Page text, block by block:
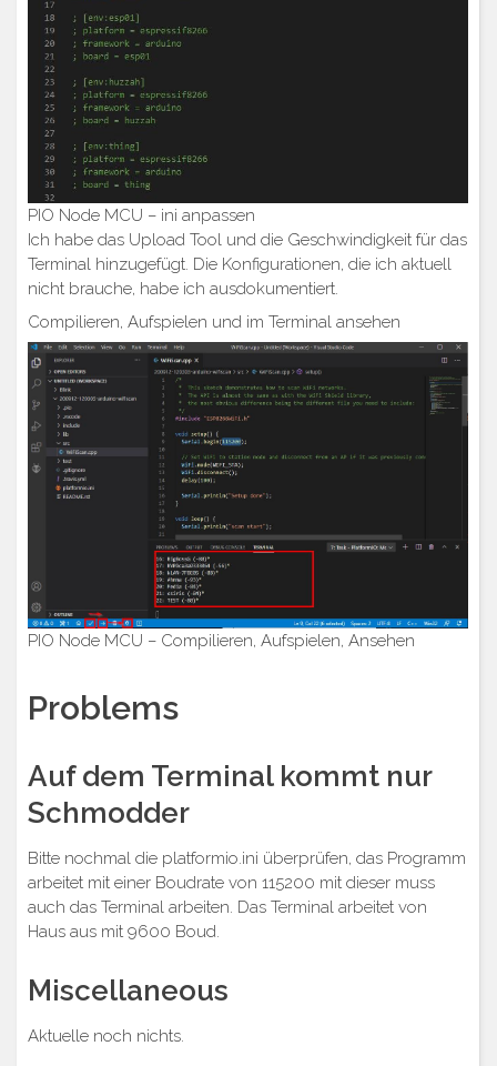
PIO Node MCU – ini anpassen
Ich habe das Upload Tool und die Geschwindigkeit für das
Terminal hinzugefügt. Die Konfigurationen, die ich aktuell
nicht brauche, habe ich ausdokumentiert.
Compilieren, Aufspielen und im Terminal ansehen
PIO Node MCU – Compilieren, Aufspielen, Ansehen
Problems
Auf dem Terminal kommt nur
Schmodder
Bitte nochmal die platformio.ini überprüfen, das Programm
arbeitet mit einer Boudrate von 115200 mit dieser muss
auch das Terminal arbeiten. Das Terminal arbeitet von
Haus aus mit 9600 Boud.
Miscellaneous
Aktuelle noch nichts.